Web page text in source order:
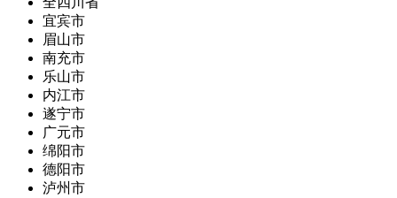
宜宾市
眉山市
南充市
乐山市
内江市
遂宁市
广元市
绵阳市
德阳市
泸州市